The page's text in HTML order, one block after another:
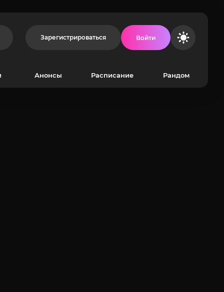
Зарегистрироваться Войти
Анонсы Расписание Рандом